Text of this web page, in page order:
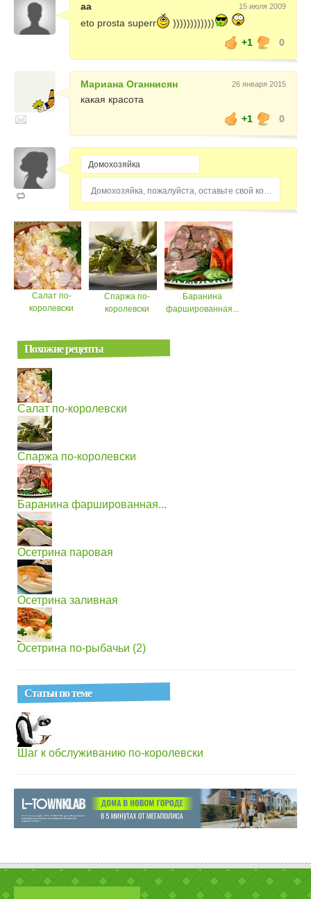
aa 15 июля 2009
eto prosta superr
))))))))))))
+1
0
Мариана Оганнисян 26 января 2015
какая красота
+1
0
Домохозяйка, пожалуйста, оставьте свой комментарий...
Салат по-
королевски
Спаржа по-
королевски
Баранина
фаршированная...
Похожие рецепты
Салат по-королевски
Спаржа по-королевски
Баранина фаршированная...
Осетрина паровая
Осетрина заливная
Осетрина по-рыбачьи (2)
Статьи по теме
Шаг к обслуживанию по-королевски